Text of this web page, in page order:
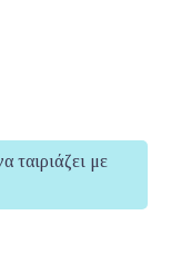
ταιριάζει με